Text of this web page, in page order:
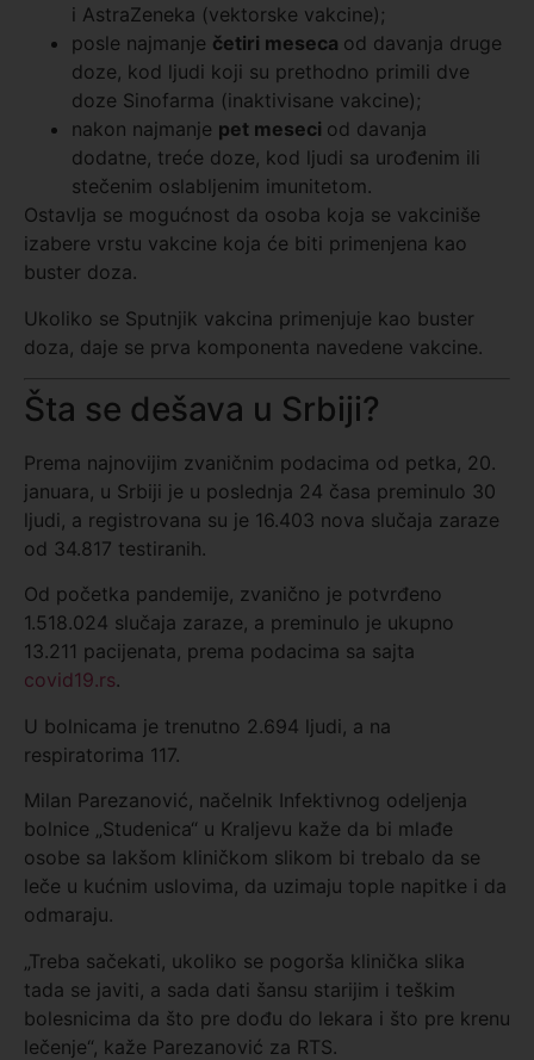
i AstraZeneka (vektorske vakcine);
posle najmanje četiri meseca od davanja druge
doze, kod ljudi koji su prethodno primili dve
doze Sinofarma (inaktivisane vakcine);
nakon najmanje pet meseci od davanja
dodatne, treće doze, kod ljudi sa urođenim ili
stečenim oslabljenim imunitetom.
Ostavlja se mogućnost da osoba koja se vakciniše
izabere vrstu vakcine koja će biti primenjena kao
buster doza.
Ukoliko se Sputnjik vakcina primenjuje kao buster
doza, daje se prva komponenta navedene vakcine.
Šta se dešava u Srbiji?
Prema najnovijim zvaničnim podacima od petka, 20.
januara, u Srbiji je u poslednja 24 časa preminulo 30
ljudi, a registrovana su je 16.403 nova slučaja zaraze
od 34.817 testiranih.
Od početka pandemije, zvanično je potvrđeno
1.518.024 slučaja zaraze, a preminulo je ukupno
13.211 pacijenata, prema podacima sa sajta
covid19.rs.
U bolnicama je trenutno 2.694 ljudi, a na
respiratorima 117.
Milan Parezanović, načelnik Infektivnog odeljenja
bolnice „Studenica“ u Kraljevu kaže da bi mlađe
osobe sa lakšom kliničkom slikom bi trebalo da se
leče u kućnim uslovima, da uzimaju tople napitke i da
odmaraju.
„Treba sačekati, ukoliko se pogorša klinička slika
tada se javiti, a sada dati šansu starijim i teškim
bolesnicima da što pre dođu do lekara i što pre krenu
lečenje“, kaže Parezanović za RTS.